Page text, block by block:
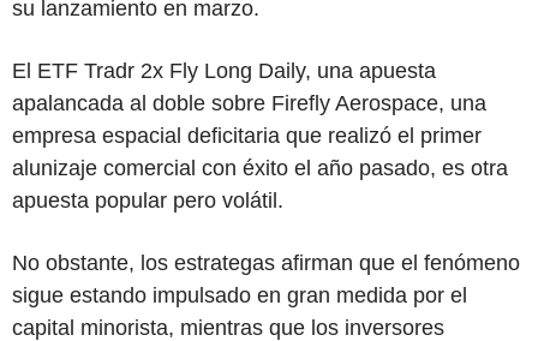
su lanzamiento en marzo.
El ETF Tradr 2x Fly Long Daily, una apuesta
apalancada al doble sobre Firefly Aerospace, una
empresa espacial deficitaria que realizó el primer
alunizaje comercial con éxito el año pasado, es otra
apuesta popular pero volátil.
No obstante, los estrategas afirman que el fenómeno
sigue estando impulsado en gran medida por el
capital minorista, mientras que los inversores